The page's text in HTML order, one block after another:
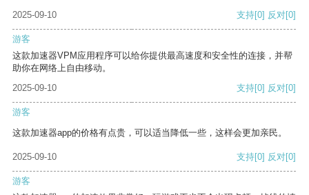
2025-09-10 支持[0] 反对[0]
游客
这款加速器VPM应用程序可以给你提供最高速度和安全性的连接，并帮
助你在网络上自由移动。
2025-09-10
支持[0] 反对[0]
游客
这款加速器app的价格有点贵，可以适当降低一些，这样会更加亲民。
2025-09-10 支持[0] 反对[0]
游客